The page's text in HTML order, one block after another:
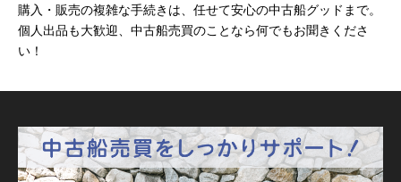
購入・販売の複雑な手続きは、任せて安心の中古船グッドまで。
個人出品も大歓迎、中古船売買のことなら何でもお聞きくださ
い！